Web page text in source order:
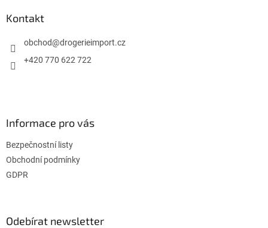
Kontakt
obchod@drogerieimport.cz
+420 770 622 722
Informace pro vás
Bezpečnostní listy
Obchodní podmínky
GDPR
Odebírat newsletter